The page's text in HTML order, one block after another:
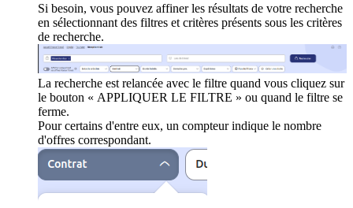
Si besoin, vous pouvez affiner les résultats de votre recherche
en sélectionnant des filtres et critères présents sous les critères
de recherche.
La recherche est relancée avec le filtre quand vous cliquez sur
le bouton « APPLIQUER LE FILTRE » ou quand le filtre se
ferme.
Pour certains d'entre eux, un compteur indique le nombre
d'offres correspondant.